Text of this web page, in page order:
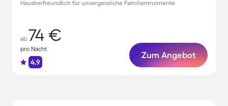
Haustierfreundlich für unvergessliche Familienmomente
ab 74 €
pro Nacht
4.9
Zum Angebot